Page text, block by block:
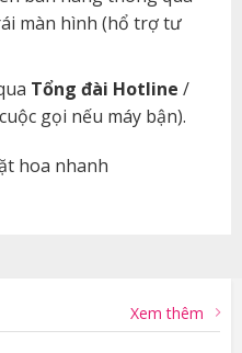
màn hình (hổ trợ tư
Tổng đài Hotline /
gọi nếu máy bận).
hoa nhanh
Xem thêm